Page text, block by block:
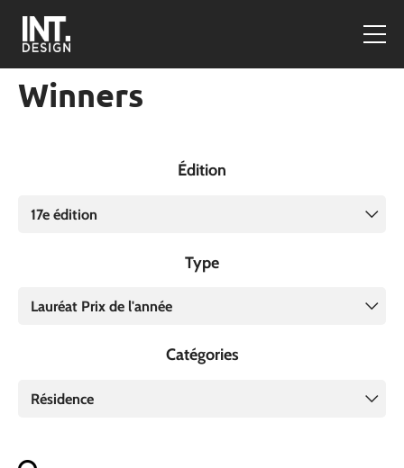
Winners
Édition
17e édition
Type
Lauréat Prix de l'année
Catégories
Résidence